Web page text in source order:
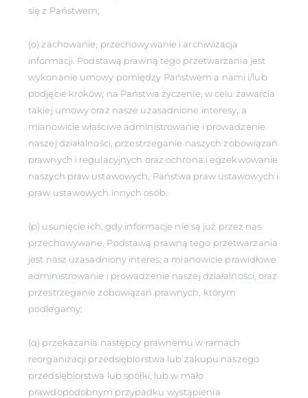
się z Państwem;
(o) zachowanie, przechowywanie i archiwizacja
informacji. Podstawą prawną tego przetwarzania jest
wykonanie umowy pomiędzy Państwem a nami i/lub
podjęcie kroków, na Państwa życzenie, w celu zawarcia
takiej umowy oraz nasze uzasadnione interesy, a
mianowicie właściwe administrowanie i prowadzenie
naszej działalności, przestrzeganie naszych zobowiązań
prawnych i regulacyjnych oraz ochrona i egzekwowanie
naszych praw ustawowych, Państwa praw ustawowych i
praw ustawowych innych osób.
(p) usunięcie ich, gdy informacje nie są już przez nas
przechowywane. Podstawą prawną tego przetwarzania
jest nasz uzasadniony interes, a mianowicie prawidłowe
administrowanie i prowadzenie naszej działalności, oraz
przestrzeganie zobowiązań prawnych, którym
podlegamy;
(q) przekazania następcy prawnemu w ramach
reorganizacji przedsiębiorstwa lub zakupu naszego
przedsiębiorstwa lub spółki, lub w mało
prawdopodobnym przypadku wystąpienia